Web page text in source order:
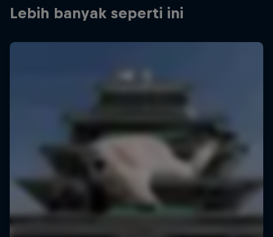
Lebih banyak seperti ini